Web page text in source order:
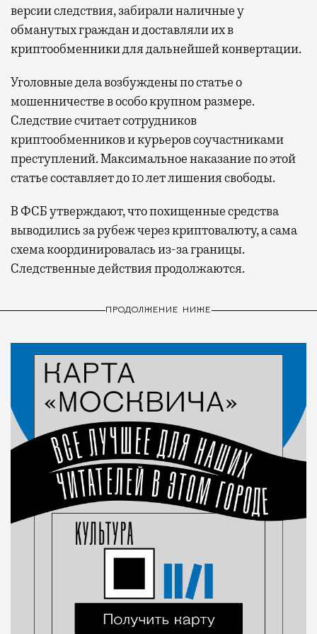
версии следствия, забирали наличные у
обманутых граждан и доставляли их в
криптообменники для дальнейшей конвертации.
Уголовные дела возбуждены по статье о
мошенничестве в особо крупном размере.
Следствие считает сотрудников
криптообменников и курьеров соучастниками
преступлений. Максимальное наказание по этой
статье составляет до 10 лет лишения свободы.
В ФСБ утверждают, что похищенные средства
выводились за рубеж через криптовалюту, а сама
схема координировалась из-за границы.
Следственные действия продолжаются.
ПРОДОЛЖЕНИЕ НИЖЕ